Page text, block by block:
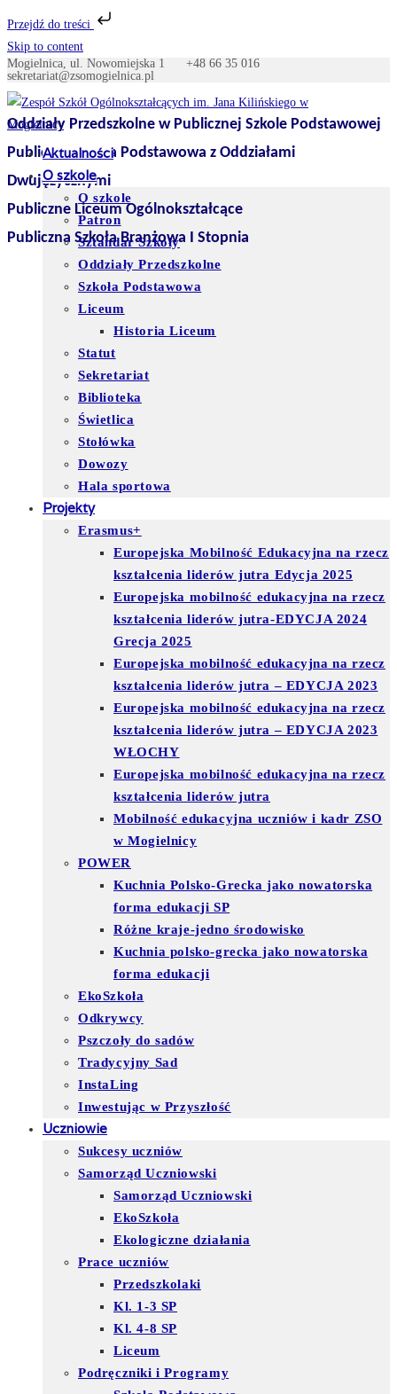
Przejdź do treści
Skip to content
Mogielnica, ul. Nowomiejska 1 +48 66 35 016
sekretariat@zsomogielnica.pl
Oddziały Przedszkolne w Publicznej Szkole Podstawowej
Publiczna Szkoła Podstawowa z Oddziałami
Dwujęzycznymi
Publiczne Liceum Ogólnokształcące
Publiczna Szkoła Branżowa I Stopnia
Aktualności
O szkole
O szkole
Patron
Sztandar Szkoły
Oddziały Przedszkolne
Szkoła Podstawowa
Liceum
Historia Liceum
Statut
Sekretariat
Biblioteka
Świetlica
Stołówka
Dowozy
Hala sportowa
Projekty
Erasmus+
Europejska Mobilność Edukacyjna na rzecz
kształcenia liderów jutra Edycja 2025
Europejska mobilność edukacyjna na rzecz
kształcenia liderów jutra-EDYCJA 2024
Grecja 2025
Europejska mobilność edukacyjna na rzecz
kształcenia liderów jutra – EDYCJA 2023
Europejska mobilność edukacyjna na rzecz
kształcenia liderów jutra – EDYCJA 2023
WŁOCHY
Europejska mobilność edukacyjna na rzecz
kształcenia liderów jutra
Mobilność edukacyjna uczniów i kadr ZSO
w Mogielnicy
POWER
Kuchnia Polsko-Grecka jako nowatorska
forma edukacji SP
Różne kraje-jedno środowisko
Kuchnia polsko-grecka jako nowatorska
forma edukacji
EkoSzkoła
Odkrywcy
Pszczoły do sadów
Tradycyjny Sad
InstaLing
Inwestując w Przyszłość
Uczniowie
Sukcesy uczniów
Samorząd Uczniowski
Samorząd Uczniowski
EkoSzkoła
Ekologiczne działania
Prace uczniów
Przedszkolaki
Kl. 1-3 SP
Kl. 4-8 SP
Liceum
Podręczniki i Programy